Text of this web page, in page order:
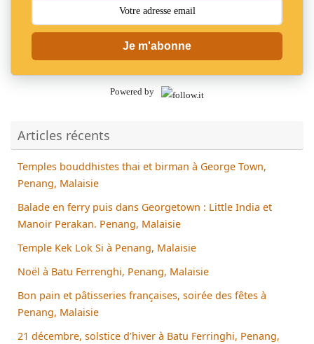
Je m'abonne
Powered by
Articles récents
Temples bouddhistes thai et birman à George Town,
Penang, Malaisie
Balade en ferry puis dans Georgetown : Little India et
Manoir Perakan. Penang, Malaisie
Temple Kek Lok Si à Penang, Malaisie
Noël à Batu Ferrenghi, Penang, Malaisie
Bon pain et pâtisseries françaises, soirée des fêtes à
Penang, Malaisie
21 décembre, solstice d’hiver à Batu Ferringhi, Penang,